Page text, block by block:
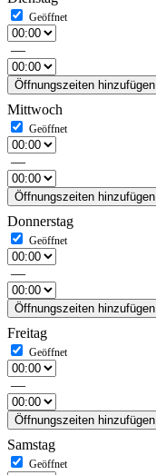
—
Öffnungszeiten hinzufügen
Mittwoch
—
Öffnungszeiten hinzufügen
Donnerstag
—
Öffnungszeiten hinzufügen
Freitag
—
Öffnungszeiten hinzufügen
Samstag